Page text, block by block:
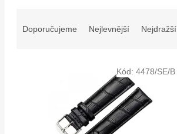
Doporučujeme Nejlevnější Nejdražší
Kód: 4478/SE/B